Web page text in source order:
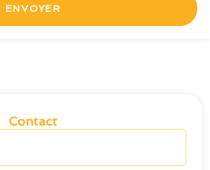
ENVOYER
Contact